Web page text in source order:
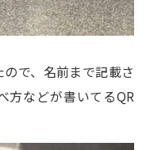
で、名前まで記載さ
方などが書いてるQR